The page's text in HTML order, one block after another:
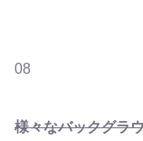
08
様々なバックグラ